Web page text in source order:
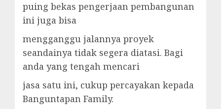
puing bekas pengerjaan pembangunan
ini juga bisa
mengganggu jalannya proyek
seandainya tidak segera diatasi. Bagi
anda yang tengah mencari
jasa satu ini, cukup percayakan kepada
Banguntapan Family.